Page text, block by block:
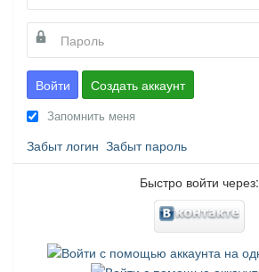
Войти Создать аккаунт
Запомнить меня
Забыт логин Забыт пароль
Быстро войти через: